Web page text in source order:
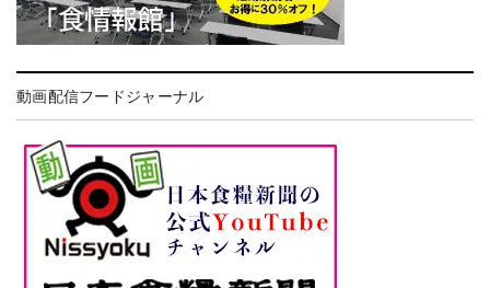
動画配信フードジャーナル